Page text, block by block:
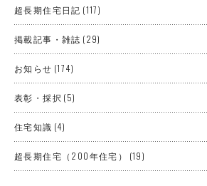
超長期住宅日記 (117)
掲載記事・雑誌 (29)
お知らせ (174)
表彰・採択 (5)
住宅知識 (4)
超長期住宅（200年住宅） (19)